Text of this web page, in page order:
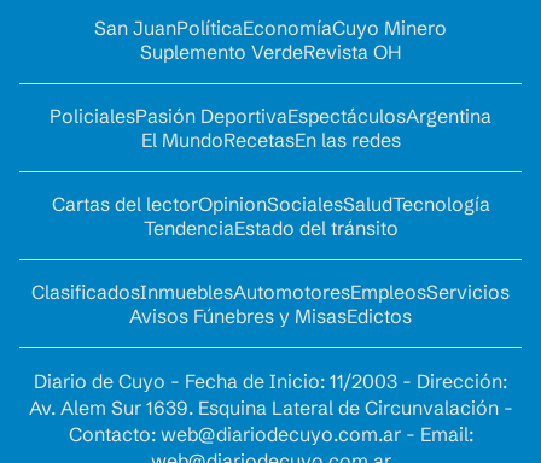
San JuanPolíticaEconomíaCuyo Minero
Suplemento VerdeRevista OH
PolicialesPasión DeportivaEspectáculosArgentina
El MundoRecetasEn las redes
Cartas del lectorOpinionSocialesSaludTecnología
TendenciaEstado del tránsito
ClasificadosInmueblesAutomotoresEmpleosServicios
Avisos Fúnebres y MisasEdictos
Diario de Cuyo - Fecha de Inicio: 11/2003 - Dirección:
Av. Alem Sur 1639. Esquina Lateral de Circunvalación -
Contacto: web@diariodecuyo.com.ar- Email: